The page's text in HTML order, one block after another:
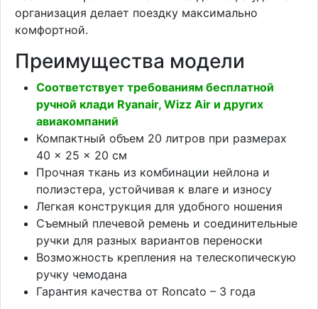
организация делает поездку максимально
комфортной.
Преимущества модели
Соответствует требованиям бесплатной
ручной клади Ryanair, Wizz Air и других
авиакомпаний
Компактный объем 20 литров при размерах
40 × 25 × 20 см
Прочная ткань из комбинации нейлона и
полиэстера, устойчивая к влаге и износу
Легкая конструкция для удобного ношения
Съемный плечевой ремень и соединительные
ручки для разных вариантов переноски
Возможность крепления на телескопическую
ручку чемодана
Гарантия качества от Roncato – 3 года